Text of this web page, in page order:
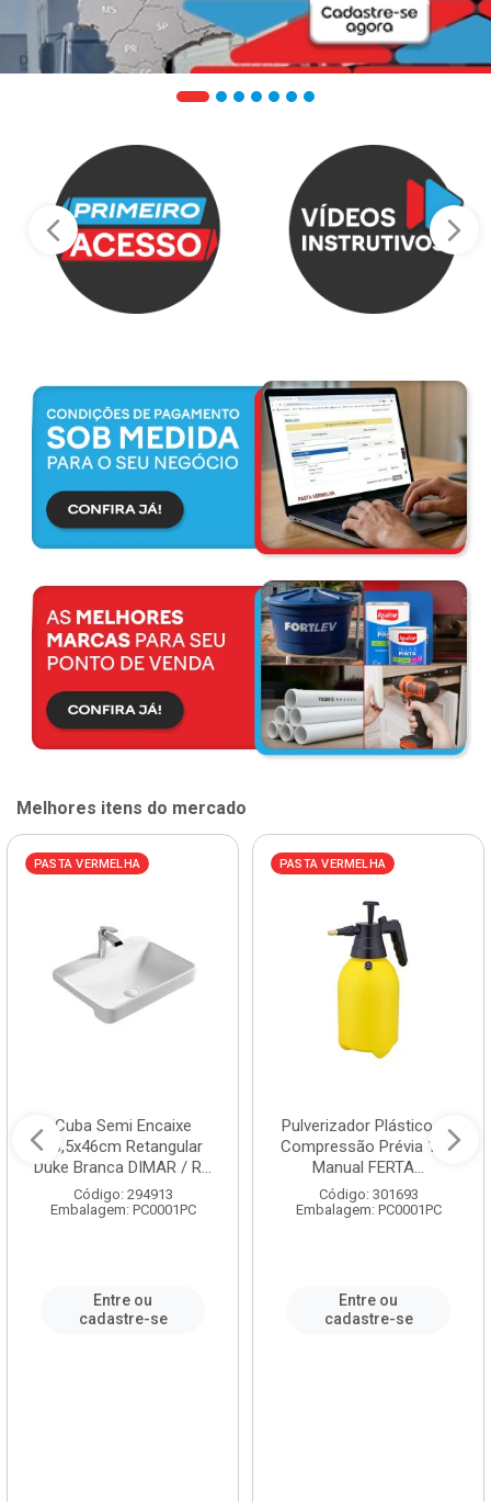
Melhores itens do mercado
PASTA VERMELHA
Cuba Semi Encaixe
58,5x46cm Retangular
Duke Branca DIMAR / R...
Código: 294913
Embalagem: PC0001PC
Entre ou
cadastre-se
PASTA VERMELHA
Pulverizador Plástico de
Compressão Prévia 1,5L
Manual FERTA...
Código: 301693
Embalagem: PC0001PC
Entre ou
cadastre-se